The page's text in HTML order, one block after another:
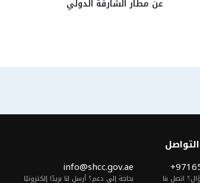
عن مطار الشارقة الدولي
اتصل بنا
info@shcc.gov.ae
بحاجة إلى دعم؟ أرسل لنا بريدًا إلكترونيًا